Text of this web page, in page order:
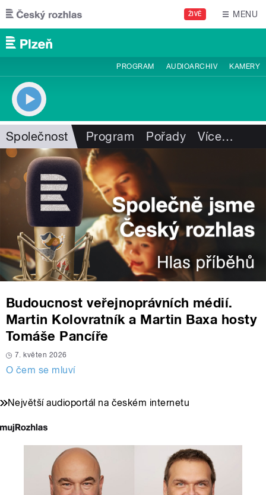
Přejít k hlavnímu obsahu
ŽIVĚ MENU
PROGRAM AUDIOARCHIV KAMERY
Společnost Program Pořady Více…
Budoucnost veřejnoprávních médií.
Martin Kolovratník a Martin Baxa hosty
Tomáše Pancíře
7. květen 2026
O čem se mluví
Největší audioportál na českém internetu